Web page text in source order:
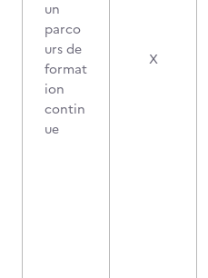
un
parco
urs de
format
ion
contin
ue
X